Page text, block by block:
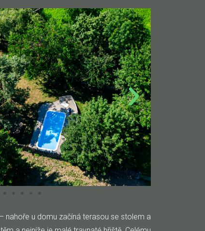
nahoře u domu začíná terasou se stolem a